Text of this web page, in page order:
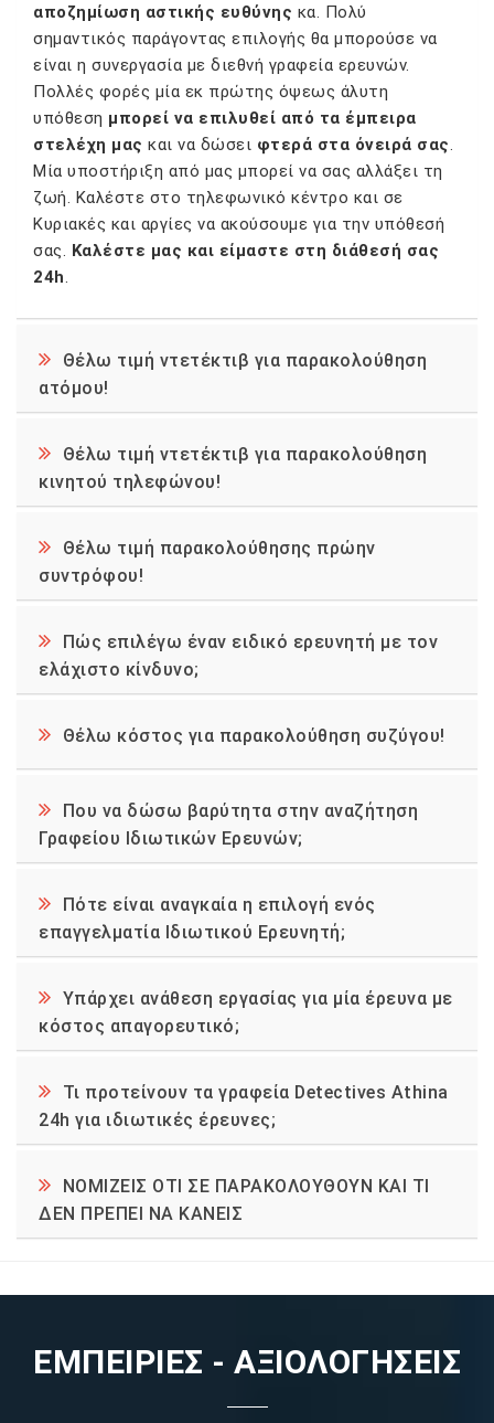
αποζημίωση αστικής ευθύνης κα. Πολύ
σημαντικός παράγοντας επιλογής θα μπορούσε να
είναι η συνεργασία με διεθνή γραφεία ερευνών.
Πολλές φορές μία εκ πρώτης όψεως άλυτη
υπόθεση μπορεί να επιλυθεί από τα έμπειρα
στελέχη μας και να δώσει φτερά στα όνειρά σας.
Μία υποστήριξη από μας μπορεί να σας αλλάξει τη
ζωή. Καλέστε στο τηλεφωνικό κέντρο και σε
Κυριακές και αργίες να ακούσουμε για την υπόθεσή
σας. Καλέστε μας και είμαστε στη διάθεσή σας
24h.
Θέλω τιμή ντετέκτιβ για παρακολούθηση
ατόμου!
Θέλω τιμή ντετέκτιβ για παρακολούθηση
κινητού τηλεφώνου!
Θέλω τιμή παρακολούθησης πρώην
συντρόφου!
Πώς επιλέγω έναν ειδικό ερευνητή με τον
ελάχιστο κίνδυνο;
Θέλω κόστος για παρακολούθηση συζύγου!
Που να δώσω βαρύτητα στην αναζήτηση
Γραφείου Ιδιωτικών Ερευνών;
Πότε είναι αναγκαία η επιλογή ενός
επαγγελματία Ιδιωτικού Ερευνητή;
Υπάρχει ανάθεση εργασίας για μία έρευνα με
κόστος απαγορευτικό;
Τι προτείνουν τα γραφεία Detectives Athina
24h για ιδιωτικές έρευνες;
ΝΟΜΙΖΕΙΣ ΟΤΙ ΣΕ ΠΑΡΑΚΟΛΟΥΘΟΥΝ ΚΑΙ ΤΙ
ΔΕΝ ΠΡΕΠΕΙ ΝΑ ΚΑΝΕΙΣ
ΕΜΠΕΙΡΙΕΣ - ΑΞΙΟΛΟΓΗΣΕΙΣ